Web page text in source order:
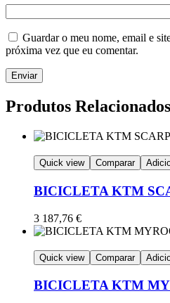
Guardar o meu nome, email e
próxima vez que eu comentar.
Produtos Relacionados
Quick view Comparar
BICICLETA KTM
3 187,76 €
Quick view Comparar
BICICLETA KTM